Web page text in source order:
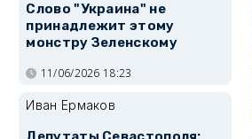
Слово "Украина" не
принадлежит этому
монстру Зеленскому
11/06/2026 18:23
Иван Ермаков